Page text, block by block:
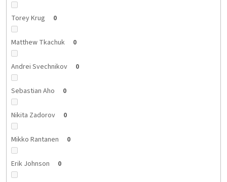
Torey Krug 0
Matthew Tkachuk 0
Andrei Svechnikov 0
Sebastian Aho 0
Nikita Zadorov 0
Mikko Rantanen 0
Erik Johnson 0